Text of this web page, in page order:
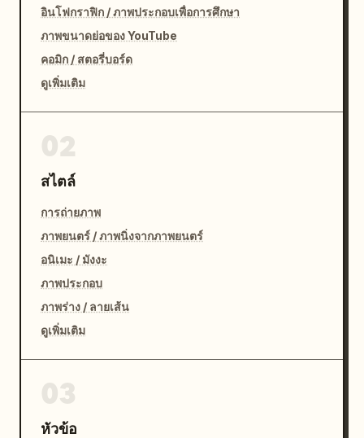
อินโฟกราฟิก / ภาพประกอบเพื่อการศึกษา
ภาพขนาดย่อของ YouTube
คอมิก / สตอรี่บอร์ด
ดูเพิ่มเติม
สไตล์
การถ่ายภาพ
ภาพยนตร์ / ภาพนิ่งจากภาพยนตร์
อนิเมะ / มังงะ
ภาพประกอบ
ภาพร่าง / ลายเส้น
ดูเพิ่มเติม
หัวข้อ